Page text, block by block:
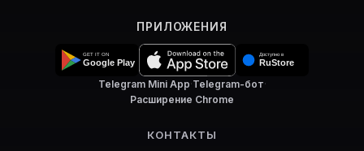
ПРИЛОЖЕНИЯ
Telegram Mini App·Telegram-бот·
Расширение Chrome
КОНТАКТЫ